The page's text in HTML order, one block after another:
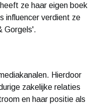
ze haar eigen boek
influencer verdient ze
Gorgels'.
Hierdoor
zakelijke relaties
en haar positie als